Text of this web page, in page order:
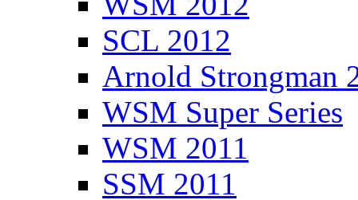
SCL 2012
Arnold Strongman
WSM Super Series
WSM 2011
SSM 2011